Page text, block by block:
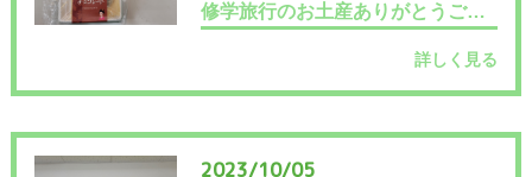
修学旅行のお土産ありがとうございます！２
詳しく見る
2023/10/05